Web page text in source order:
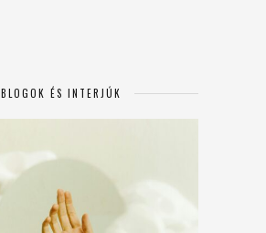
BLOGOK ÉS INTERJÚK